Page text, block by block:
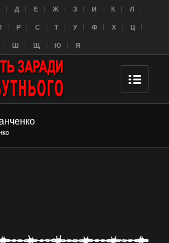
Д Е Ж З И К Л
Р С Т У Ф Х Ц
Ш Щ Ю Я